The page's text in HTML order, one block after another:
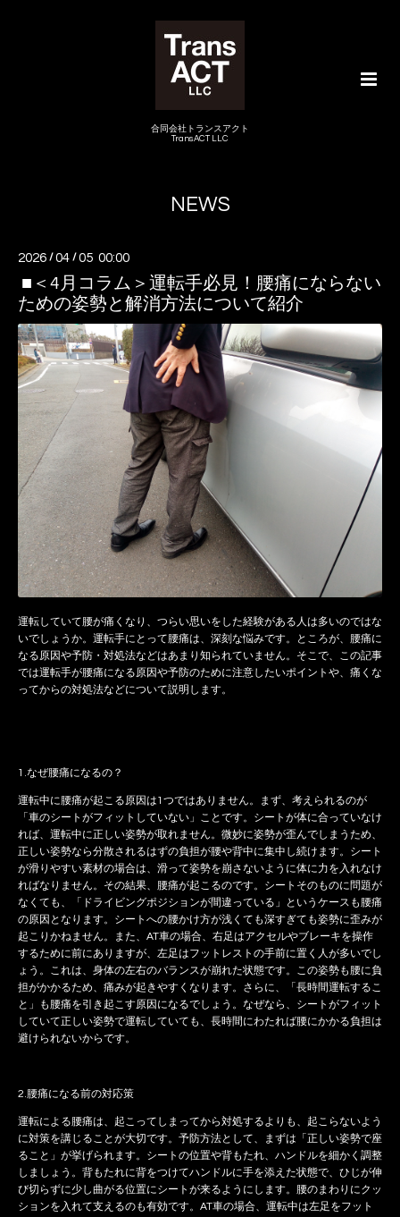
合同会社トランスアクト
TransACT LLC
NEWS
2026 /04 /05 00:00
■＜4月コラム＞運転手必見！腰痛にならない
ための姿勢と解消方法について紹介
運転していて腰が痛くなり、つらい思いをした経験がある人は多いのではな
いでしょうか。運転手にとって腰痛は、深刻な悩みです。ところが、腰痛に
なる原因や予防・対処法などはあまり知られていません。そこで、この記事
では運転手が腰痛になる原因や予防のために注意したいポイントや、痛くな
ってからの対処法などについて説明します。
1.なぜ腰痛になるの？
運転中に腰痛が起こる原因は1つではありません。まず、考えられるのが
「車のシートがフィットしていない」ことです。シートが体に合っていなけ
れば、運転中に正しい姿勢が取れません。微妙に姿勢が歪んでしまうため、
正しい姿勢なら分散されるはずの負担が腰や背中に集中し続けます。シート
が滑りやすい素材の場合は、滑って姿勢を崩さないように体に力を入れなけ
ればなりません。その結果、腰痛が起こるのです。シートそのものに問題が
なくても、「ドライビングポジションが間違っている」というケースも腰痛
の原因となります。シートへの腰かけ方が浅くても深すぎても姿勢に歪みが
起こりかねません。また、AT車の場合、右足はアクセルやブレーキを操作
するために前にありますが、左足はフットレストの手前に置く人が多いでし
ょう。これは、身体の左右のバランスが崩れた状態です。この姿勢も腰に負
担がかかるため、痛みが起きやすくなります。さらに、「長時間運転するこ
と」も腰痛を引き起こす原因になるでしょう。なぜなら、シートがフィット
していて正しい姿勢で運転していても、長時間にわたれば腰にかかる負担は
避けられないからです。
2.腰痛になる前の対応策
運転による腰痛は、起こってしまってから対処するよりも、起こらないよう
に対策を講じることが大切です。予防方法として、まずは「正しい姿勢で座
ること」が挙げられます。シートの位置や背もたれ、ハンドルを細かく調整
しましょう。背もたれに背をつけてハンドルに手を添えた状態で、ひじが伸
び切らずに少し曲がる位置にシートが来るようにします。腰のまわりにクッ
ションを入れて支えるのも有効です。AT車の場合、運転中は左足をフット